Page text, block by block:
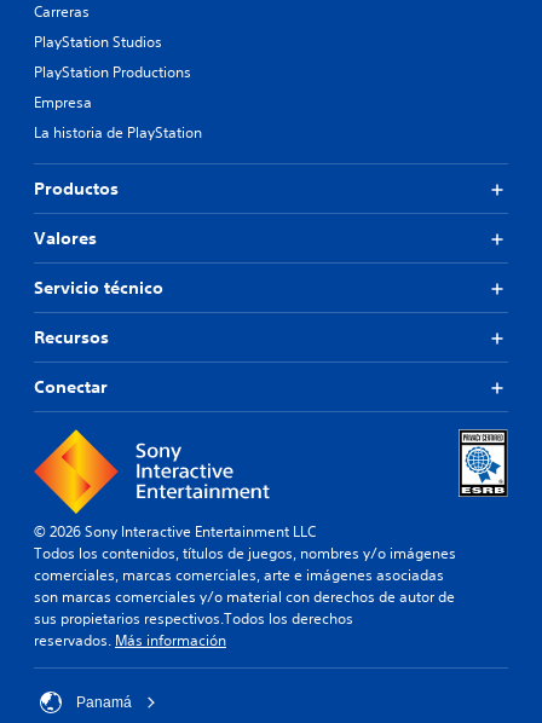
Carreras
PlayStation Studios
PlayStation Productions
Empresa
La historia de PlayStation
Productos
Valores
Servicio técnico
Recursos
Conectar
© 2026 Sony Interactive Entertainment LLC
Todos los contenidos, títulos de juegos, nombres y/o imágenes
comerciales, marcas comerciales, arte e imágenes asociadas
son marcas comerciales y/o material con derechos de autor de
sus propietarios respectivos.Todos los derechos
reservados. Más información
Panamá